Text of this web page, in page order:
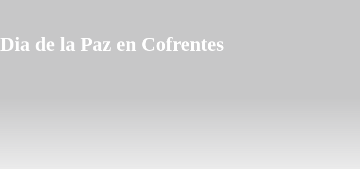
Dia de la Paz en Cofrentes